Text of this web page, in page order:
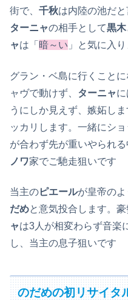
街で、 千秋は内陸の池だと
ターニャの相手として黒木
ャは「 暗～い 」と気に入
グラン・ベ島に行くことに
ャヴで動けず、 ターニャに
うにしか見えず、嫉妬し
ッカリします。一緒にシ
が合わず先が重いやられ
ノワ家でご馳走狙いです
当主のピエールが皇帝の
だめと意気投合します。
ャは3人が相変わらず音楽
し、当主の息子狙いです
のだめの初リサイタ